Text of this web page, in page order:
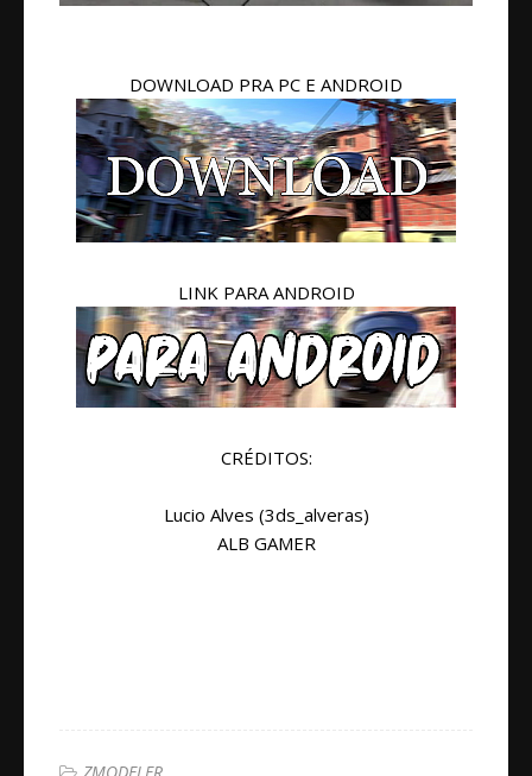
DOWNLOAD PRA PC E ANDROID
LINK PARA ANDROID
CRÉDITOS:
Lucio Alves (3ds_alveras)
ALB GAMER